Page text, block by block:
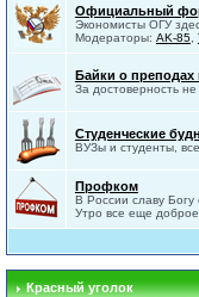
Официальный
Экономисты ОГУ
Модераторы: AK-85,
Байки о преподах
За достоверность
Студенческие
ВУЗы и студенты,
Профком
В России славу Богу
Утро все еще
Красный уголок